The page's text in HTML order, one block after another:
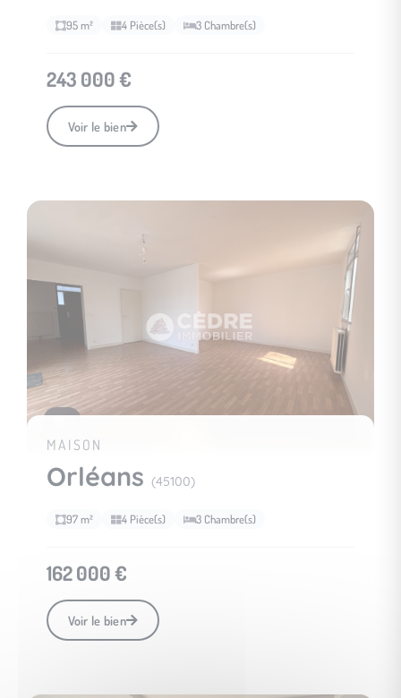
95 m² 4 Pièce(s) 3 Chambre(s)
243 000 €
Voir le bien
MAISON
Orléans (45100)
97 m² 4 Pièce(s) 3 Chambre(s)
162 000 €
Voir le bien